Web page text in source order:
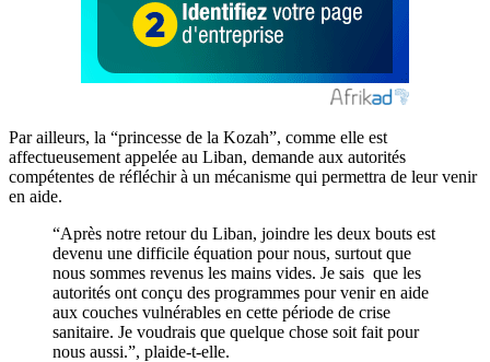
Par ailleurs, la “princesse de la Kozah”, comme elle est
affectueusement appelée au Liban, demande aux autorités
compétentes de réfléchir à un mécanisme qui permettra de leur venir
en aide.
“Après notre retour du Liban, joindre les deux bouts est
devenu une difficile équation pour nous, surtout que
nous sommes revenus les mains vides. Je sais que les
autorités ont conçu des programmes pour venir en aide
aux couches vulnérables en cette période de crise
sanitaire. Je voudrais que quelque chose soit fait pour
nous aussi.”, plaide-t-elle.